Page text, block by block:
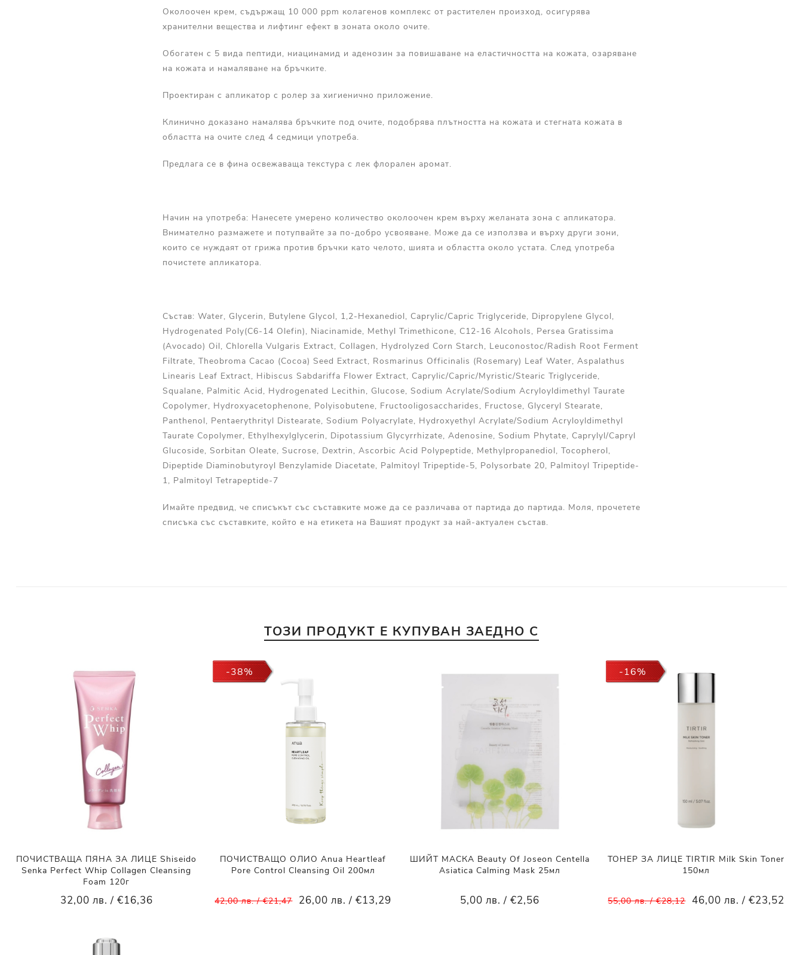
Околоочен крем, съдържащ 10 000 ppm колагенов комплекс от растителен произход, осигурява
хранителни вещества и лифтинг ефект в зоната около очите.
Обогатен с 5 вида пептиди, ниацинамид и аденозин за повишаване на еластичността на кожата, озаряване
на кожата и намаляване на бръчките.
Проектиран с апликатор с ролер за хигиенично приложение.
Клинично доказано намалява бръчките под очите, подобрява плътността на кожата и стегната кожата в
областта на очите след 4 седмици употреба.
Предлага се в фина освежаваща текстура с лек флорален аромат.
Начин на употреба: Нанесете умерено количество околоочен крем върху желаната зона с апликатора.
Внимателно размажете и потупвайте за по-добро усвояване. Може да се използва и върху други зони,
които се нуждаят от грижа против бръчки като челото, шията и областта около устата. След употреба
почистете апликатора.
Състав: Water, Glycerin, Butylene Glycol, 1,2-Hexanediol, Caprylic/Capric Triglyceride, Dipropylene Glycol,
Hydrogenated Poly(C6-14 Olefin), Niacinamide, Methyl Trimethicone, C12-16 Alcohols, Persea Gratissima
(Avocado) Oil, Chlorella Vulgaris Extract, Collagen, Hydrolyzed Corn Starch, Leuconostoc/Radish Root Ferment
Filtrate, Theobroma Cacao (Cocoa) Seed Extract, Rosmarinus Officinalis (Rosemary) Leaf Water, Aspalathus
Linearis Leaf Extract, Hibiscus Sabdariffa Flower Extract, Caprylic/Capric/Myristic/Stearic Triglyceride,
Squalane, Palmitic Acid, Hydrogenated Lecithin, Glucose, Sodium Acrylate/Sodium Acryloyldimethyl Taurate
Copolymer, Hydroxyacetophenone, Polyisobutene, Fructooligosaccharides, Fructose, Glyceryl Stearate,
Panthenol, Pentaerythrityl Distearate, Sodium Polyacrylate, Hydroxyethyl Acrylate/Sodium Acryloyldimethyl
Taurate Copolymer, Ethylhexylglycerin, Dipotassium Glycyrrhizate, Adenosine, Sodium Phytate, Caprylyl/Capryl
Glucoside, Sorbitan Oleate, Sucrose, Dextrin, Ascorbic Acid Polypeptide, Methylpropanediol, Tocopherol,
Dipeptide Diaminobutyroyl Benzylamide Diacetate, Palmitoyl Tripeptide-5, Polysorbate 20, Palmitoyl Tripeptide-
1, Palmitoyl Tetrapeptide-7
Имайте предвид, че списъкът със съставките може да се различава от партида до партида. Моля, прочетете
списъка със съставките, който е на етикета на Вашият продукт за най-актуален състав.
ТОЗИ ПРОДУКТ Е КУПУВАН ЗАЕДНО С
ПОЧИСТВАЩА ПЯНА ЗА ЛИЦЕ Shiseido
Senka Perfect Whip Collagen Cleansing
Foam 120г
32,00 лв. / €16,36
-38%
ПОЧИСТВАЩО ОЛИО Anua Heartleaf
Pore Control Cleansing Oil 200мл
42,00 лв. / €21,47 26,00 лв. / €13,29
ШИЙТ МАСКА Beauty Of Joseon Centella
Asiatica Calming Mask 25мл
5,00 лв. / €2,56
-16%
ТОНЕР ЗА ЛИЦЕ TIRTIR Milk Skin Toner
150мл
55,00 лв. / €28,12 46,00 лв. / €23,52